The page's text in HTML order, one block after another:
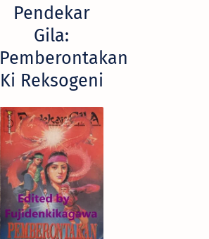
Pendekar
Gila:
Pemberontakan
Ki Reksogeni